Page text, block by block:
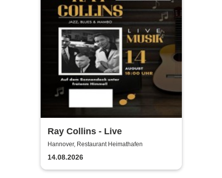
Ray Collins - Live
Hannover, Restaurant Heimathafen
14.08.2026